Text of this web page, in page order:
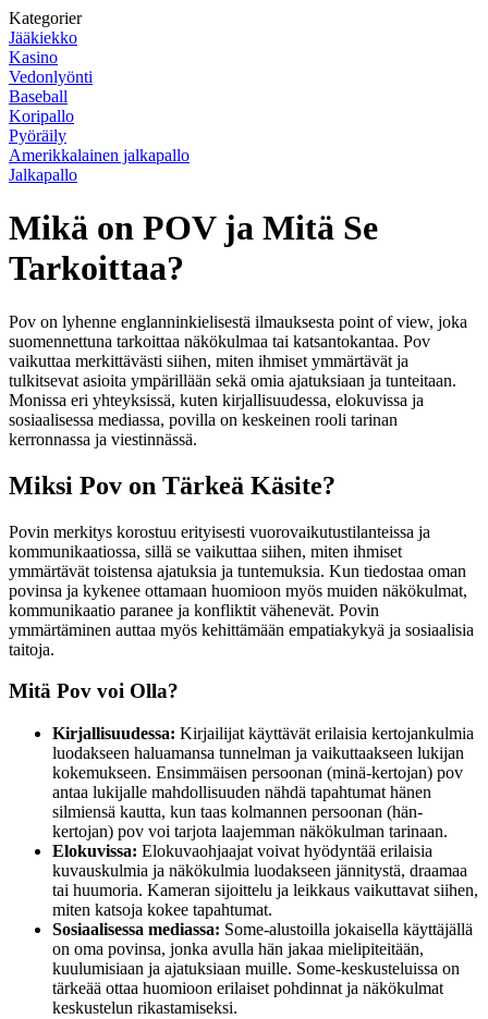
Kategorier
Jääkiekko
Kasino
Vedonlyönti
Baseball
Koripallo
Pyöräily
Amerikkalainen jalkapallo
Jalkapallo
Mikä on POV ja Mitä Se
Tarkoittaa?
Pov on lyhenne englanninkielisestä ilmauksesta point of view, joka
suomennettuna tarkoittaa näkökulmaa tai katsantokantaa. Pov
vaikuttaa merkittävästi siihen, miten ihmiset ymmärtävät ja
tulkitsevat asioita ympärillään sekä omia ajatuksiaan ja tunteitaan.
Monissa eri yhteyksissä, kuten kirjallisuudessa, elokuvissa ja
sosiaalisessa mediassa, povilla on keskeinen rooli tarinan
kerronnassa ja viestinnässä.
Miksi Pov on Tärkeä Käsite?
Povin merkitys korostuu erityisesti vuorovaikutustilanteissa ja
kommunikaatiossa, sillä se vaikuttaa siihen, miten ihmiset
ymmärtävät toistensa ajatuksia ja tuntemuksia. Kun tiedostaa oman
povinsa ja kykenee ottamaan huomioon myös muiden näkökulmat,
kommunikaatio paranee ja konfliktit vähenevät. Povin
ymmärtäminen auttaa myös kehittämään empatiakykyä ja sosiaalisia
taitoja.
Mitä Pov voi Olla?
Kirjallisuudessa: Kirjailijat käyttävät erilaisia kertojankulmia
luodakseen haluamansa tunnelman ja vaikuttaakseen lukijan
kokemukseen. Ensimmäisen persoonan (minä-kertojan) pov
antaa lukijalle mahdollisuuden nähdä tapahtumat hänen
silmiensä kautta, kun taas kolmannen persoonan (hän-
kertojan) pov voi tarjota laajemman näkökulman tarinaan.
Elokuvissa: Elokuvaohjaajat voivat hyödyntää erilaisia
kuvauskulmia ja näkökulmia luodakseen jännitystä, draamaa
tai huumoria. Kameran sijoittelu ja leikkaus vaikuttavat siihen,
miten katsoja kokee tapahtumat.
Sosiaalisessa mediassa: Some-alustoilla jokaisella käyttäjällä
on oma povinsa, jonka avulla hän jakaa mielipiteitään,
kuulumisiaan ja ajatuksiaan muille. Some-keskusteluissa on
tärkeää ottaa huomioon erilaiset pohdinnat ja näkökulmat
keskustelun rikastamiseksi.